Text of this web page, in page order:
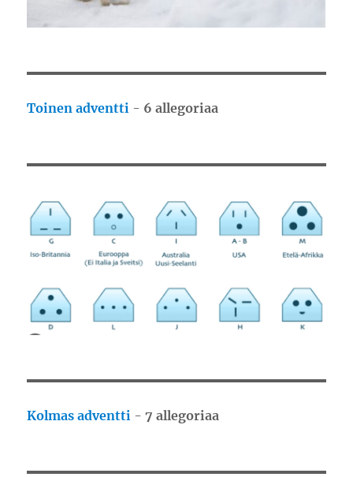
Toinen adventti - 6 allegoriaa
Kolmas adventti -7 allegoriaa